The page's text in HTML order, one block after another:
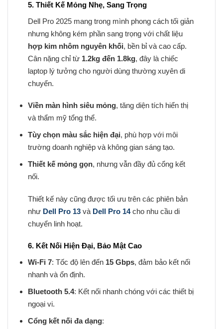
5. Thiết Kế Mỏng Nhẹ, Sang Trọng
Dell Pro 2025 mang trong mình phong cách tối giản
nhưng không kém phần sang trọng với chất liệu
hợp kim nhôm nguyên khối, bền bỉ và cao cấp.
Cân nặng chỉ từ 1.2kg đến 1.8kg, đây là chiếc
laptop lý tưởng cho người dùng thường xuyên di
chuyển.
Viền màn hình siêu mỏng, tăng diện tích hiển thị
và thẩm mỹ tổng thể.
Tùy chọn màu sắc hiện đại, phù hợp với môi
trường doanh nghiệp và không gian sáng tạo.
Thiết kế mỏng gọn, nhưng vẫn đầy đủ cổng kết
nối.
Thiết kế này cũng được tối ưu trên các phiên bản
như Dell Pro 13 và Dell Pro 14cho nhu cầu di
chuyển linh hoạt.
6. Kết Nối Hiện Đại, Bảo Mật Cao
Wi-Fi 7: Tốc độ lên đến 15 Gbps, đảm bảo kết nối
nhanh và ổn định.
Bluetooth 5.4: Kết nối nhanh chóng với các thiết bị
ngoại vi.
Cổng kết nối đa dạng: